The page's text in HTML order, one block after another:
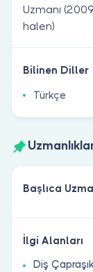
Uzmanı
halen)
Bilinen Diller
Türkçe
Başlıca
İlgi Alanları
Diş